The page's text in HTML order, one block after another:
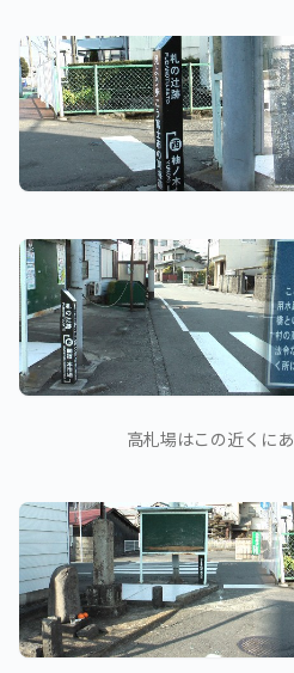
高札場はこの近くにあ